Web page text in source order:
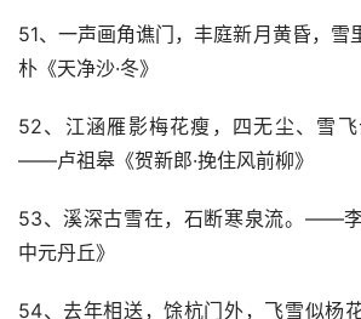
51、一声画角谯门，丰庭新月黄昏，
朴《天净沙·冬》
52、江涵雁影梅花瘦，四无尘、雪飞
——卢祖皋《贺新郎·挽住风前柳》
53、溪深古雪在，石断寒泉流。——
中元丹丘》
54、去年相送，馀杭门外，飞雪似